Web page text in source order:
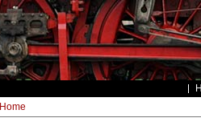
Home